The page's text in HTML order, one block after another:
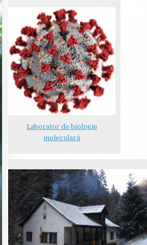
Laborator de biologie
moleculară